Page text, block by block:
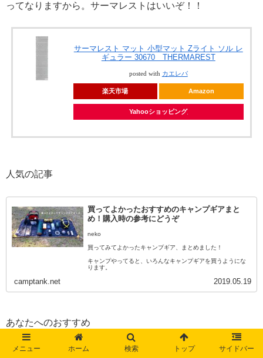
ってなりますから。サーマレストはいいぞ！！
サーマレスト マット 小型マット Zライト ソル レ
ギュラー 30670 THERMAREST
posted with カエレバ
楽天市場 Amazon
Yahooショッピング
人気の記事
買ってよかったおすすめのキャンプギアまと
め！購入時の参考にどうぞ
neko
買ってみてよかったキャンプギア、まとめました！
キャンプやってると、いろんなキャンプギアを買うようにな
ります。
そしてその中でも、買ってよかった・使ってよかったキャン
camptank.net 2019.05.19
あなたへのおすすめ
メニュー ホーム 検索 トップ サイドバー